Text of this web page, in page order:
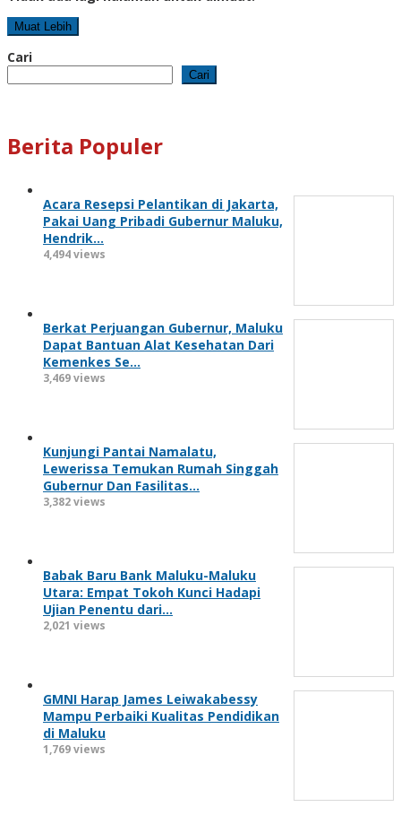
Muat Lebih
Cari
Cari
Berita Populer
Acara Resepsi Pelantikan di Jakarta,
Pakai Uang Pribadi Gubernur Maluku,
Hendrik…
4,494 views
Berkat Perjuangan Gubernur, Maluku
Dapat Bantuan Alat Kesehatan Dari
Kemenkes Se…
3,469 views
Kunjungi Pantai Namalatu,
Lewerissa Temukan Rumah Singgah
Gubernur Dan Fasilitas…
3,382 views
Babak Baru Bank Maluku-Maluku
Utara: Empat Tokoh Kunci Hadapi
Ujian Penentu dari…
2,021 views
GMNI Harap James Leiwakabessy
Mampu Perbaiki Kualitas Pendidikan
di Maluku
1,769 views